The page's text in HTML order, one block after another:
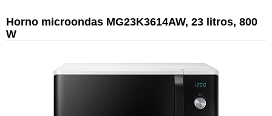
Horno microondas MG23K3614AW, 23 litros, 800
W